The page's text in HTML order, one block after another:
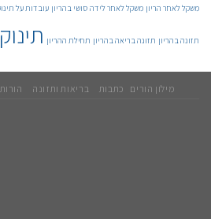
משקל לאחר הריון משקל לאחר לידה סושי בהריון עובדות על
תזונה בהריון תזונה בריאה בהריון תחילת ההריון
מילון הורים כתבות בריאות ותזונה הורות